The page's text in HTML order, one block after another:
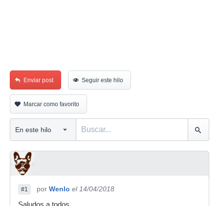
Enviar post Seguir este hilo
Marcar como favorito
#1 por Wenlo el 14/04/2018